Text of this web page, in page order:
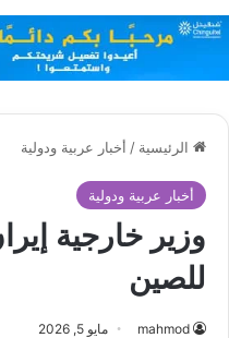
الرئيسية / أخبار عربية ودولية
أخبار عربية ودولية
وزير خارجية
للصين
mahmod مايو 5, 2026